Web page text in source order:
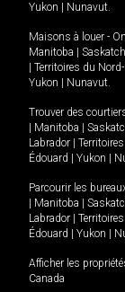
Yukon
Nunavut.
Maisons à louer -
Manitoba
Territoires du
Yukon
Nunavut.
Trouver des
Manitoba
Labrador
Édouard
Yukon
Parcourir les
Manitoba
Labrador
Édouard
Yukon
Afficher les
Canada